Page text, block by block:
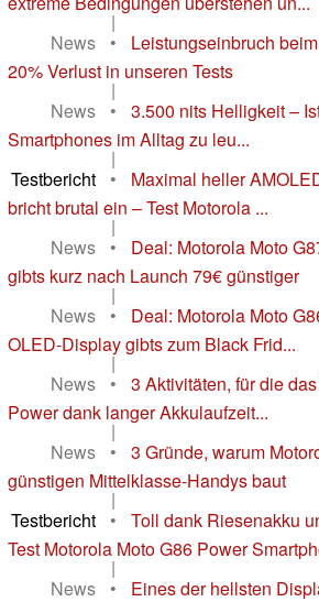
|
News
•
Leistungseinbruch
20% Verlust in unseren Tests
|
News
•
3.500 nits Helligkeit –
Smartphones im Alltag zu leu...
|
Testbericht
•
Maximal heller
bricht brutal ein – Test Motorola ...
|
News
•
Deal: Motorola Moto
gibts kurz nach Launch 79€ günstiger
|
News
•
Deal: Motorola Moto
OLED-Display gibts zum Black Frid...
|
News
•
3 Aktivitäten, für die
Power dank langer Akkulaufzeit...
|
News
•
3 Gründe, warum
günstigen Mittelklasse-Handys baut
|
Testbericht
•
Toll dank Riesenakku
Test Motorola Moto G86 Power
|
News
•
Eines der hellsten